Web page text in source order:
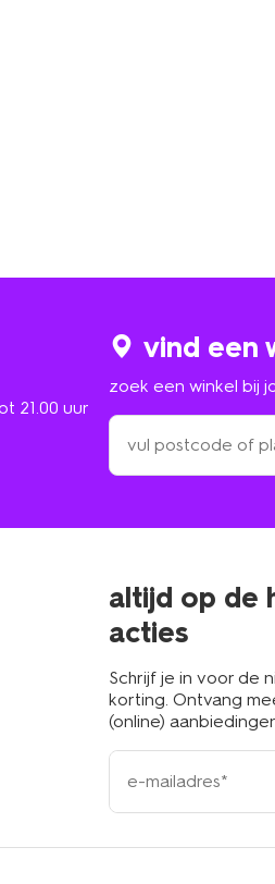
21.00 uur
vind een
zoek een winkel bij
zoek
een
winkel
in
altijd op de
acties
Schrijf je in voor de
korting. Ontvang
(online)
e-
mailadres